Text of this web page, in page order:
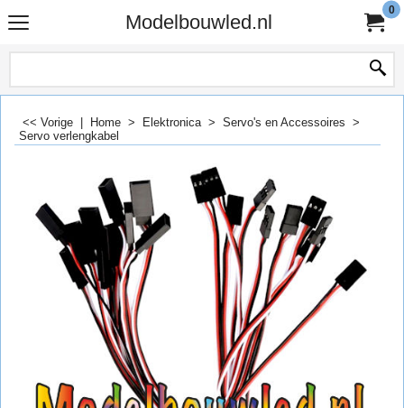
Modelbouwled.nl
0
<< Vorige Home > Elektronica> Servo's en Accessoires >
Servo verlengkabel